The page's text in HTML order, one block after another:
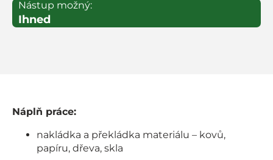
Nástup možný:
Ihned
Náplň práce:
nakládka a překládka materiálu – kovů,
papíru, dřeva, skla